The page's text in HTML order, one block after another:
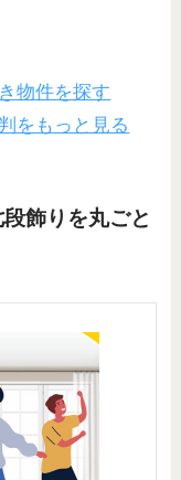
物件を探す
をもっと見る
飾りを丸ごと